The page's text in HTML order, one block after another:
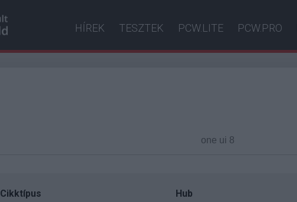
HÍREK TESZTEK PCW.LITE PCW.PRO
Cikktípus Hub